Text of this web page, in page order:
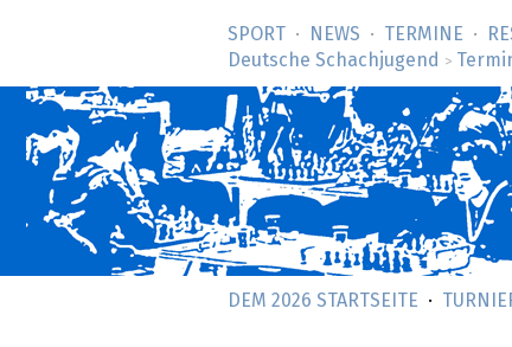
SPORT NEWS TERMINE
Deutsche Schachjugend
>
DEM 2026 STARTSEITE